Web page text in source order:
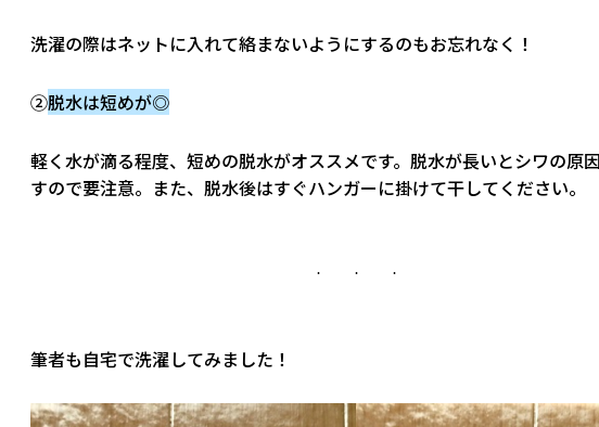
洗濯の際はネットに入れて絡まないようにするのもお忘れなく！
②脱水は短めが◎
軽く水が滴る程度、短めの脱水がオススメです。脱水が長いとシワの原
すので要注意。また、脱水後はすぐハンガーに掛けて干してください。
筆者も自宅で洗濯してみました！